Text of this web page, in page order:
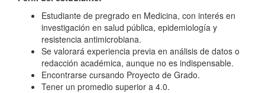
Estudiante de pregrado en Medicina, con interés en
investigación en salud pública, epidemiología y
resistencia antimicrobiana.
Se valorará experiencia previa en análisis de datos o
redacción académica, aunque no es indispensable.
Encontrarse cursando Proyecto de Grado.
Tener un promedio superior a 4.0.